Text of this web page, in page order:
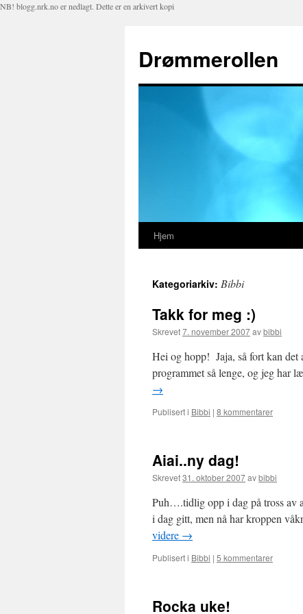
NB! blogg.nrk.no er nedlagt. Dette er en arkivert kopi
Drømmerollen
Hopp
innhold
Hjem
Kategoriarkiv: Bibbi
Takk for meg :)
Skrevet7. november 2007avbibbi
Hei og hopp! Jaja, så fort kan
programmet så lenge, og jeg har
→
Publisert i Bibbi | 8 kommentarer
Aiai..ny dag!
Skrevet31. oktober 2007avbibbi
Puh….tidlig opp i dag på tross av
i dag gitt, men nå har kroppen
videre →
Publisert i Bibbi | 5 kommentarer
Rocka uke!